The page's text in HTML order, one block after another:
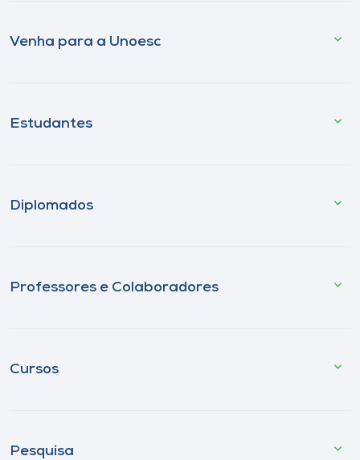
Venha para a Unoesc
Estudantes
Diplomados
Professores e Colaboradores
Cursos
Pesquisa